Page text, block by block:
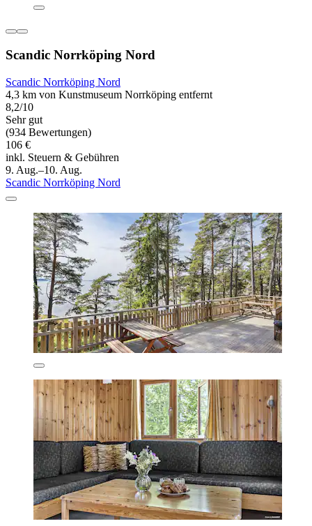
Scandic Norrköping Nord
Scandic Norrköping Nord
4,3 km von Kunstmuseum Norrköping entfernt
8,2/10
Sehr gut
(934 Bewertungen)
106 €
inkl. Steuern & Gebühren
9. Aug.–10. Aug.
Scandic Norrköping Nord